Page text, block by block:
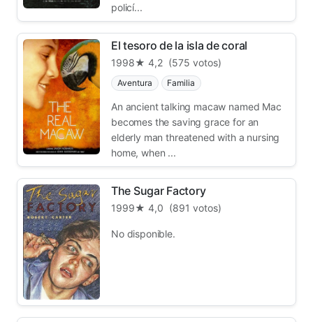
policí...
El tesoro de la isla de coral
1998★ 4,2 (575 votos)
Aventura Familia
An ancient talking macaw named Mac
becomes the saving grace for an
elderly man threatened with a nursing
home, when ...
The Sugar Factory
1999★ 4,0 (891 votos)
No disponible.